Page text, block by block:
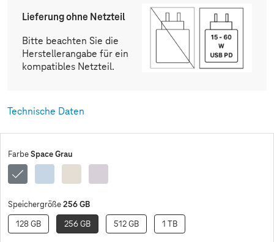
Lieferung ohne Netzteil
Bitte beachten Sie die
Herstellerangabe für ein
kompatibles Netzteil.
Technische Daten
Farbe Space Grau
Space
Grau
Speichergröße 256 GB
128 GB 256 GB 512 GB 1 TB